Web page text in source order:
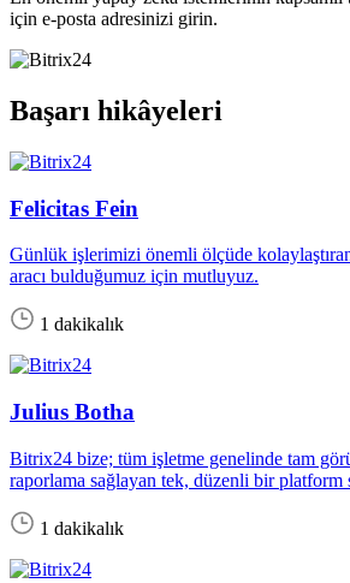
için e-posta adresinizi girin.
Başarı hikâyeleri
Felicitas Fein
Günlük işlerimizi önemli ölçüde
aracı bulduğumuz için mutluyuz.
1 dakikalık
Julius Botha
Bitrix24 bize; tüm işletme genelinde tam
raporlama sağlayan tek, düzenli bir platform
1 dakikalık